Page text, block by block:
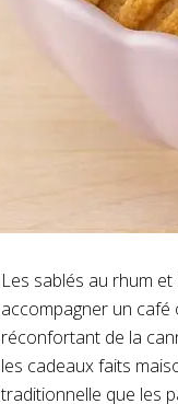
Les sablés au rhum
accompagner un café
réconfortant de la
les cadeaux faits
traditionnelle que les